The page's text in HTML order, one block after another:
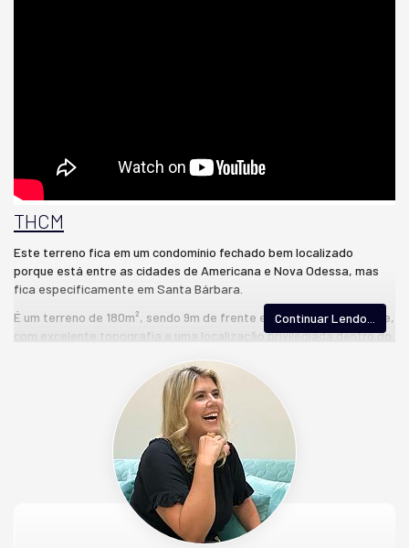
THCM
Este terreno fica em um condomínio fechado bem localizado
porque está entre as cidades de Americana e Nova Odessa, mas
fica especificamente em Santa Bárbara.
É um terreno de 180m², sendo 9m de frente e 20m de profundidade,
com excelente topografia e uma localização privilegiada dentro do
O Condomínío oferece: portaria 24 horas,academia ao ar livre,
playground, pista de caminhada, ciclovia, salão de festas e espaço
Agende sua visita e aproveite para investir ou construir seu lar.
Características do Empreendimento
Continuar Lendo...